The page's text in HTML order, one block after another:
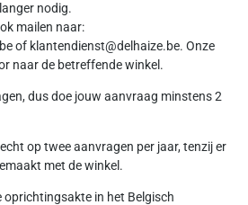
nodig.
mailen naar:
of klantendienst@delhaize.be. Onze
naar de betreffende winkel.
dus doe jouw aanvraag minstens 2
op twee aanvragen per jaar, tenzij er
met de winkel.
in het Belgisch